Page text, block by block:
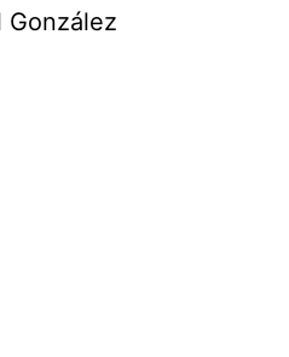
González